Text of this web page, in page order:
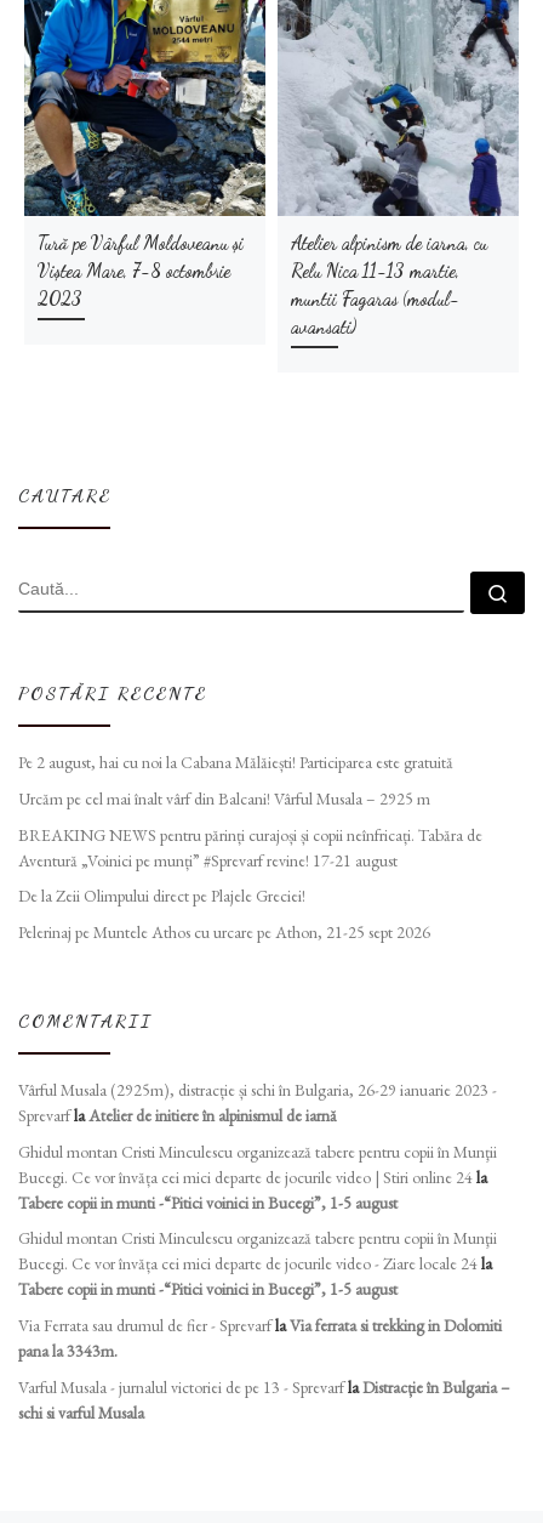
Tură pe Vârful Moldoveanu și
Viștea Mare, 7-8 octombrie
2023
Atelier alpinism de iarna, cu
Relu Nica 11-13 martie,
muntii Fagaras (modul-
avansati)
CAUTARE
CĂUTARE
POSTĂRI RECENTE
Pe 2 august, hai cu noi la Cabana Mălăiești! Participarea este gratuită
Urcăm pe cel mai înalt vârf din Balcani! Vârful Musala – 2925 m
BREAKING NEWS pentru părinți curajoși și copii neînfricați. Tabăra de
Aventură „Voinici pe munți” #Sprevarf revine! 17-21 august
De la Zeii Olimpului direct pe Plajele Greciei!
Pelerinaj pe Muntele Athos cu urcare pe Athon, 21-25 sept 2026
COMENTARII
Vârful Musala (2925m), distracție și schi în Bulgaria, 26-29 ianuarie 2023 -
SprevarflaAtelier de initiere în alpinismul de iarnă
Ghidul montan Cristi Minculescu organizează tabere pentru copii în Munţii
Bucegi. Ce vor învăța cei mici departe de jocurile video | Stiri online 24la
Tabere copii in munti -“Pitici voinici in Bucegi”, 1-5 august
Ghidul montan Cristi Minculescu organizează tabere pentru copii în Munţii
Bucegi. Ce vor învăța cei mici departe de jocurile video - Ziare locale 24la
Tabere copii in munti -“Pitici voinici in Bucegi”, 1-5 august
Via Ferrata sau drumul de fier - SprevarflaVia ferrata si trekking in Dolomiti
pana la 3343m.
Varful Musala - jurnalul victoriei de pe 13 - SprevarflaDistracție în Bulgaria –
schi si varful Musala